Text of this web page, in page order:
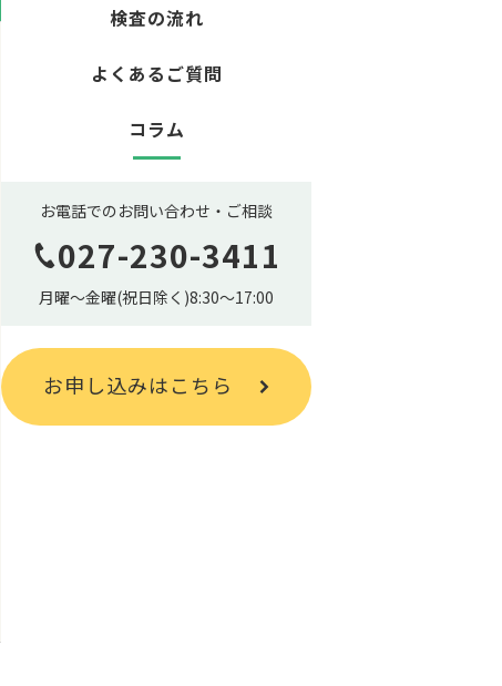
検査の流れ
よくあるご質問
コラム
お電話でのお問い合わせ・ご相談
027-230-3411
月曜～金曜(祝日除く)8:30～17:00
お申し込みはこちら